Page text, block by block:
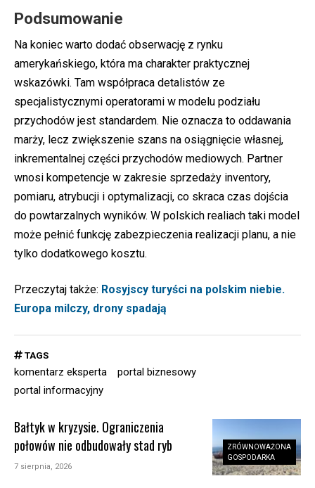
Podsumowanie
Na koniec warto dodać obserwację z rynku
amerykańskiego, która ma charakter praktycznej
wskazówki. Tam współpraca detalistów ze
specjalistycznymi operatorami w modelu podziału
przychodów jest standardem. Nie oznacza to oddawania
marży, lecz zwiększenie szans na osiągnięcie własnej,
inkrementalnej części przychodów mediowych. Partner
wnosi kompetencje w zakresie sprzedaży inventory,
pomiaru, atrybucji i optymalizacji, co skraca czas dojścia
do powtarzalnych wyników. W polskich realiach taki model
może pełnić funkcję zabezpieczenia realizacji planu, a nie
tylko dodatkowego kosztu.
Przeczytaj także: Rosyjscy turyści na polskim niebie.
Europa milczy, drony spadają
TAGS
komentarz eksperta
portal biznesowy
portal informacyjny
ZRÓWNOWAŻONA
GOSPODARKA
Bałtyk w kryzysie. Ograniczenia
połowów nie odbudowały stad ryb
7 sierpnia, 2026